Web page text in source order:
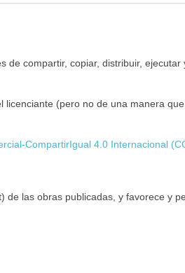
compartir, copiar, distribuir, ejecutar
(pero no de una manera
CompartirIgual 4.0 Internacional
de las obras publicadas, y favorece y